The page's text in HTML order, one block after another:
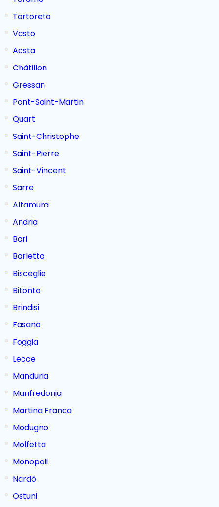
zullen we de nodige regelingen treffen en u op tijd
ophalen!Onze chauffeur zal contact met u opnemen
toegevoegd.
Tortoreto
Vasto
Aosta
Châtillon
Gressan
Pont-Saint-Martin
Quart
Saint-Christophe
Saint-Pierre
Saint-Vincent
Sarre
Altamura
Andria
Bari
Barletta
Bisceglie
Bitonto
Brindisi
Fasano
Foggia
Lecce
Manduria
Manfredonia
Martina Franca
Modugno
Molfetta
Monopoli
Nardò
Ostuni